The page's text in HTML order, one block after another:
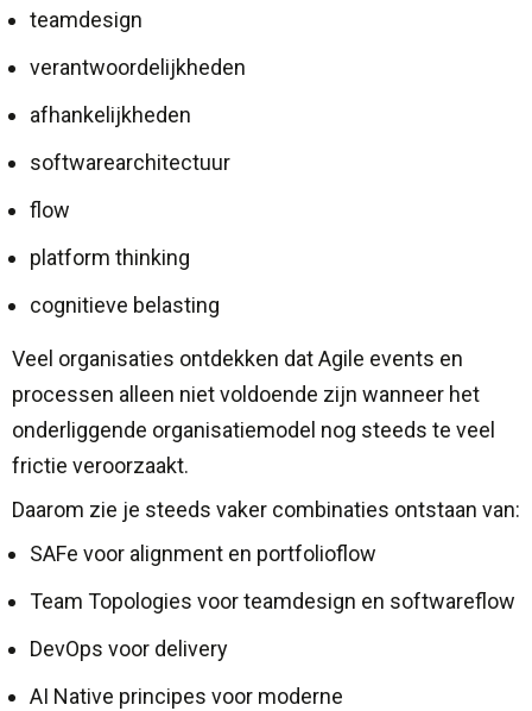
teamdesign
verantwoordelijkheden
afhankelijkheden
softwarearchitectuur
flow
platform thinking
cognitieve belasting
Veel organisaties ontdekken dat Agile events en
processen alleen niet voldoende zijn wanneer het
onderliggende organisatiemodel nog steeds te veel
frictie veroorzaakt.
Daarom zie je steeds vaker combinaties ontstaan van:
SAFe voor alignment en portfolioflow
Team Topologies voor teamdesign en softwareflow
DevOps voor delivery
AI Native principes voor moderne